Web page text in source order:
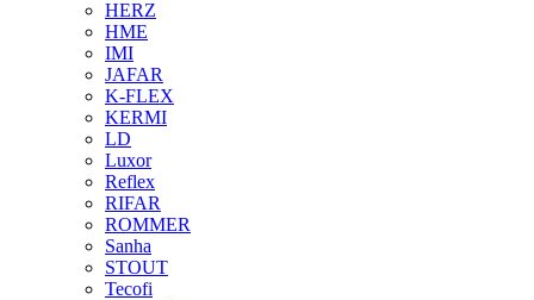
HERZ
HME
IMI
JAFAR
K-FLEX
KERMI
LD
Luxor
Reflex
RIFAR
ROMMER
Sanha
STOUT
Tecofi